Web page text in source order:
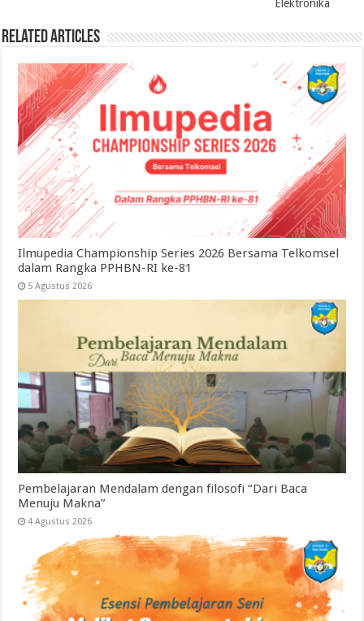
Elektronika
Related Articles
Ilmupedia Championship Series 2026 Bersama Telkomsel
dalam Rangka PPHBN-RI ke-81
5 Agustus 2026
Pembelajaran Mendalam dengan filosofi “Dari Baca
Menuju Makna”
4 Agustus 2026